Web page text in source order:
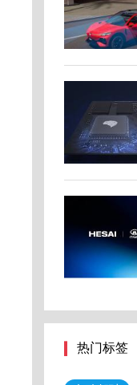
热门标签